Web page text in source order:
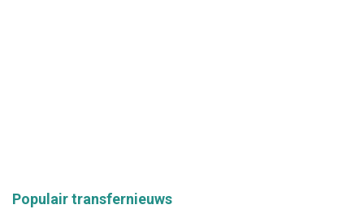
Populair transfernieuws